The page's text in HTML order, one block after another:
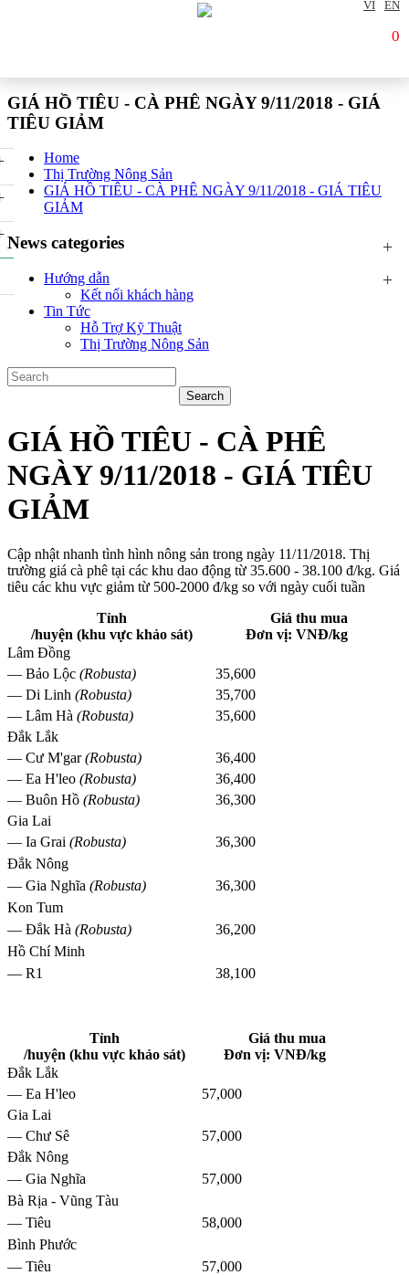
VI EN
0
GIÁ HỒ TIÊU - CÀ PHÊ NGÀY 9/11/2018 - GIÁ
TIÊU GIẢM
Home
Thị Trường Nông Sản
GIÁ HỒ TIÊU - CÀ PHÊ NGÀY 9/11/2018 - GIÁ TIÊU
GIẢM
News categories
Hướng dẫn
+
Kết nối khách hàng
Tin Tức
+
Hỗ Trợ Kỹ Thuật
Thị Trường Nông Sản
GIÁ HỒ TIÊU - CÀ PHÊ
NGÀY 9/11/2018 - GIÁ TIÊU
GIẢM
Cập nhật nhanh tình hình nông sản trong ngày 11/11/2018. Thị
trường giá cà phê tại các khu dao động từ 35.600 - 38.100 đ/kg. Giá
tiêu các khu vực giảm từ 500-2000 đ/kg so với ngày cuối tuần
Tỉnh
/huyện (khu vực khảo sát)
Giá thu mua
Đơn vị: VNĐ/kg
Lâm Đồng
— Bảo Lộc (Robusta)
35,600
— Di Linh (Robusta)
35,700
— Lâm Hà (Robusta)
35,600
Đắk Lắk
— Cư M'gar(Robusta)
36,400
— Ea H'leo (Robusta)
36,400
— Buôn Hồ (Robusta)
36,300
Gia Lai
— Ia Grai (Robusta)
36,300
Đắk Nông
— Gia Nghĩa (Robusta)
36,300
Kon Tum
— Đắk Hà (Robusta)
36,200
Hồ Chí Minh
— R1
38,100
Tỉnh
/huyện (khu vực khảo sát)
Giá thu mua
Đơn vị: VNĐ/kg
Đắk Lắk
— Ea H'leo
57,000
Gia Lai
— Chư Sê
57,000
Đắk Nông
— Gia Nghĩa
57,000
Bà Rịa - Vũng Tàu
— Tiêu
58,000
Bình Phước
— Tiêu
57,000